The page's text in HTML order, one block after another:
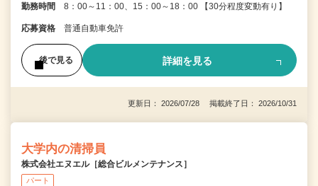
勤務時間 8：00～11：00、15：00～18：00 【30分程度変動有り】
応募資格 普通自動車免許
後で見る 詳細を見る
更新日： 2026/07/28 掲載終了日： 2026/10/31
大学内の清掃員
株式会社エヌエル［総合ビルメンテナンス］
パート